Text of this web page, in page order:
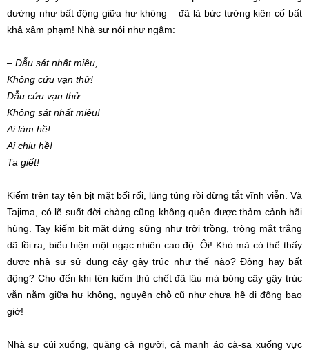
dường như bất động giữa hư không – đã là bức tường kiên cố bất
khả xâm phạm! Nhà sư nói như ngâm:
– Dẫu sát nhất miêu,
Không cứu vạn thử!
Dẫu cứu vạn thử
Không sát nhất miêu!
Ai làm hề!
Ai chịu hề!
Ta giết!
Kiếm trên tay tên bịt mặt bối rối lúng túng rồi dừng tắt vĩnh viễn . Và
Tajima, có lẽ suốt đời chàng cũng không quên được thảm cảnh hãi
hùng . Tay kiếm bịt mặt đứng sững như trời trồng, tròng mắt trắng
dã lồi ra, biểu hiện một ngạc nhiên cao độ. Ôi! Khó mà có thể thấy
được nhà sư sử dụng cây gậy trúc như thế nào? Động hay bất
động? Cho đến khi tên kiếm thủ chếtđã lâu mà bóng cây gậy trúc
vẫn nằm giữa hư không , nguyên chỗ cũ như chưa hềdi động bao
giờ!
Nhà sư cúi xuống, quăng cả người, cả manh áo cà-sa xuốngvực